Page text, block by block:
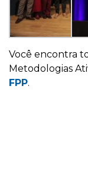
Você encontra
Metodologias
FPP.